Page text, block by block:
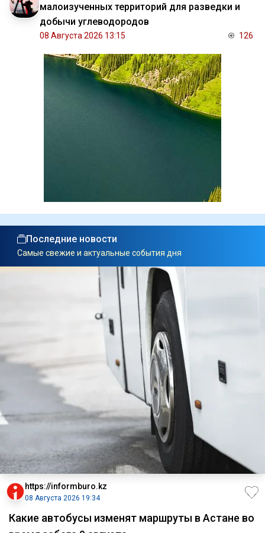
малоизученных территорий для разведки и
добычи углеводородов
08 Августа 2026 13:15 126
Последние новости
Самые свежие и актуальные события дня
https://informburo.kz
08 Августа 2026 19:34
Какие автобусы изменят маршруты в Астане во